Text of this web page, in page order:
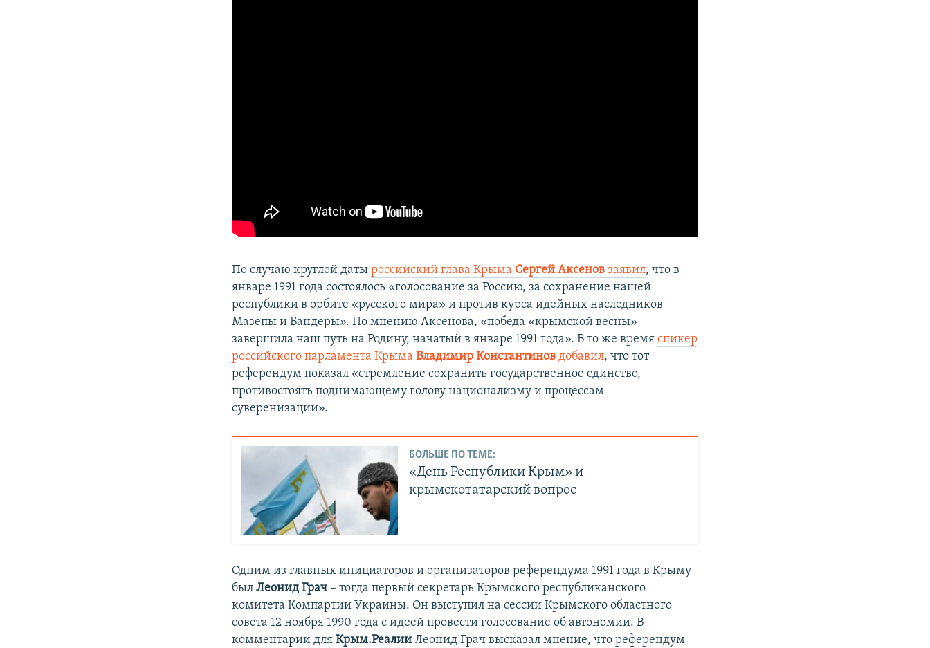
По случаю круглой датыроссийский глава Крыма Сергей Аксенов заявил, что в
январе 1991 года состоялось «голосование за Россию, за сохранение нашей
республики в орбите «русского мира» и против курса идейных наследников
Мазепы и Бандеры». По мнению Аксенова, «победа «крымской весны»
завершила наш путь на Родину, начатый в январе 1991 года». В то же времяспикер
российского парламента Крыма Владимир Константинов добавил, что тот
референдум показал «стремление сохранить государственное единство,
противостоять поднимающему голову национализму и процессам
суверенизации».
БОЛЬШЕ ПО ТЕМЕ:
«День Республики Крым» и
крымскотатарский вопрос
Одним из главных инициаторов и организаторов референдума 1991 года в Крыму
былЛеонид Грач – тогда первый секретарь Крымского республиканского
комитета Компартии Украины. Он выступил на сессии Крымского областного
совета 12 ноября 1990 года с идеей провести голосование об автономии. В
комментарии дляКрым.РеалииЛеонид Грач высказал мнение, что референдум